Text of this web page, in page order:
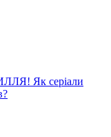
Як серіали